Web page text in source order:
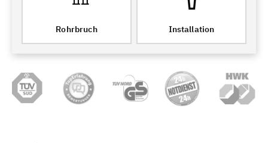
Rohrbruch Installation